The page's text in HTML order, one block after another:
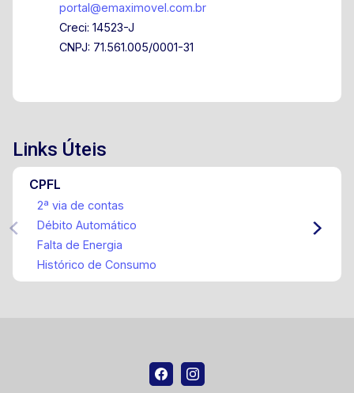
portal@emaximovel.com.br
Creci: 14523-J
CNPJ: 71.561.005/0001-31
Links Úteis
CPFL
2ª via de contas
Débito Automático
Falta de Energia
Histórico de Consumo